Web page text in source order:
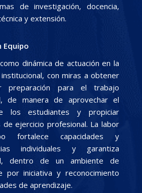
de investigación, docencia,
y extensión.
Equipo
dinámica de actuación en la
institucional, con miras a obtener
preparación para el trabajo
de manera de aprovechar el
los estudiantes y propiciar
de ejercicio profesional. La labor
fortalece capacidades y
individuales y garantiza
dentro de un ambiente de
por iniciativa y reconocimiento
de aprendizaje.